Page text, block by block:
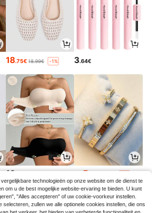
18.75€ 18.99€ -1% 3.64€
10 5
technologieën op onze website om de dienst te
om u de best mogelijke website-ervaring te bieden. U kunt
"Alles accepteren" of uw cookie-voorkeur instellen.
selecteren, zullen we alle optionele cookies instellen, die ons